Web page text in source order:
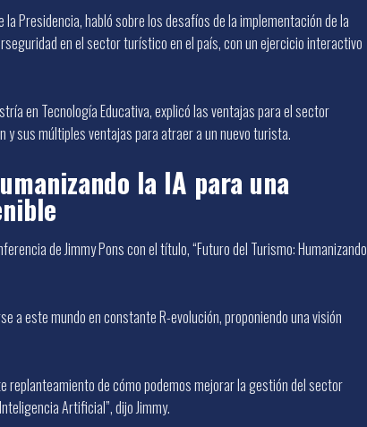
Presidencia, habló sobre los desafíos de la implementación de la
en el sector turístico en el país, con un ejercicio interactivo
en Tecnología Educativa, explicó las ventajas para el sector
sus múltiples ventajas para atraer a un nuevo turista.
la IA para una
de Jimmy Pons con el título, “Futuro del Turismo: Humanizando
a este mundo en constante R-evolución, proponiendo una visión
replanteamiento de cómo podemos mejorar la gestión del sector
Artificial”, dijo Jimmy.